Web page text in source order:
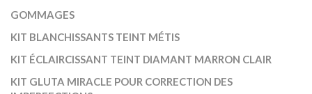
GOMMAGES
KIT BLANCHISSANTS TEINT MÉTIS
KIT ÉCLAIRCISSANT TEINT DIAMANT MARRON CLAIR
KIT GLUTA MIRACLE POUR CORRECTION DES